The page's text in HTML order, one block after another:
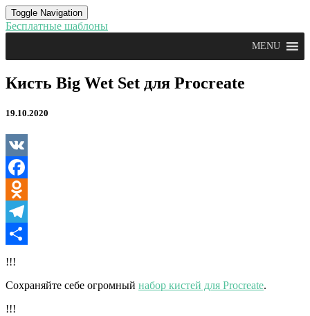
Toggle Navigation
Бесплатные шаблоны
MENU
Кисть
Big
Set
Procreate
Кисть Big Wet Set для Procreate
19.10.2020
VK
Facebook
Odnoklassniki
Telegram
Отправить
!!!
Сохраняйте себе огромный набор кистей для Procreate.
!!!